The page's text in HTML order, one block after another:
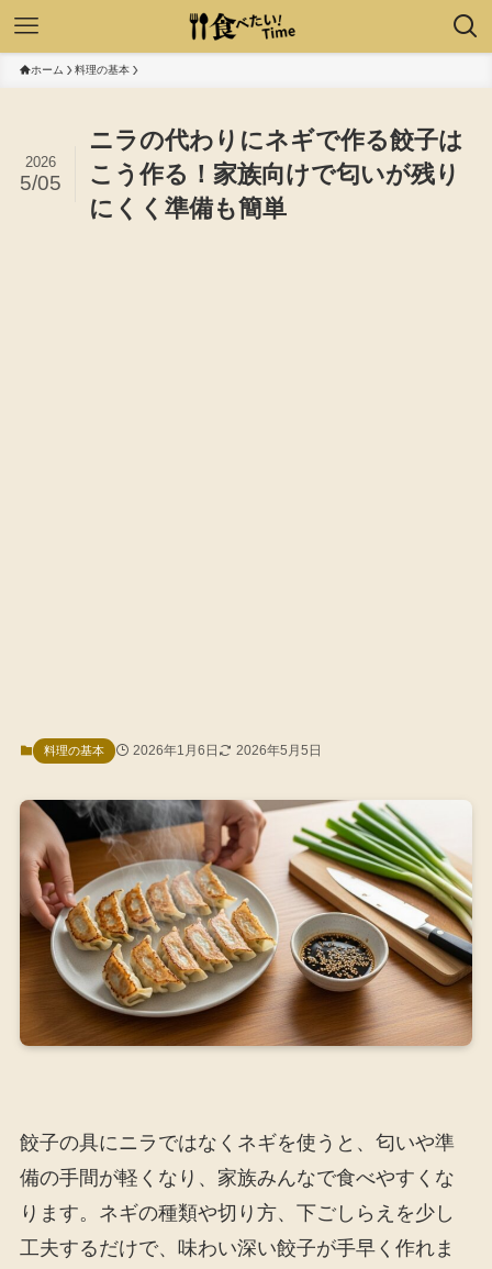
ホーム 料理の基本
ニラの代わりにネギで作る餃子は
こう作る！家族向けで匂いが残り
にくく準備も簡単
2026
5/05
料理の基本 2026年1月6日 2026年5月5日
餃子の具にニラではなくネギを使うと、匂いや準
備の手間が軽くなり、家族みんなで食べやすくな
ります。ネギの種類や切り方、下ごしらえを少し
工夫するだけで、味わい深い餃子が手早く作れま